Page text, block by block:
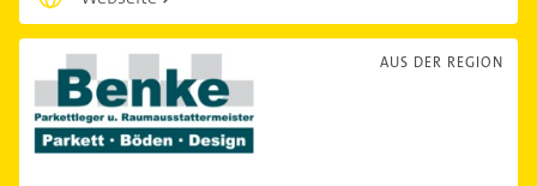
AUS DER REGION